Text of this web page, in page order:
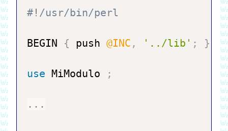
BEGIN { push @INC , '../lib' ; }
use MiModulo ;
...